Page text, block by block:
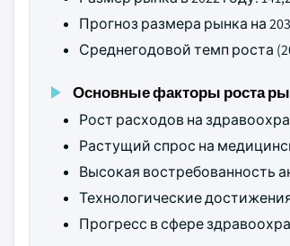
Прогноз размера рынка на
Среднегодовой темп роста
Основные факторы роста
Рост расходов на
Растущий спрос на
Высокая востребованность
Технологические
Прогресс в сфере